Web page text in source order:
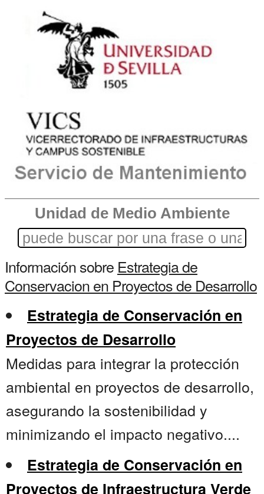
Unidad de Medio Ambiente
Información sobre Estrategia de
Conservacion en Proyectos de Desarrollo
Estrategia de Conservación en
Proyectos de Desarrollo
Medidas para integrar la protección
ambiental en proyectos de desarrollo,
asegurando la sostenibilidad y
minimizando el impacto negativo....
Estrategia de Conservación en
Proyectos de Infraestructura Verde